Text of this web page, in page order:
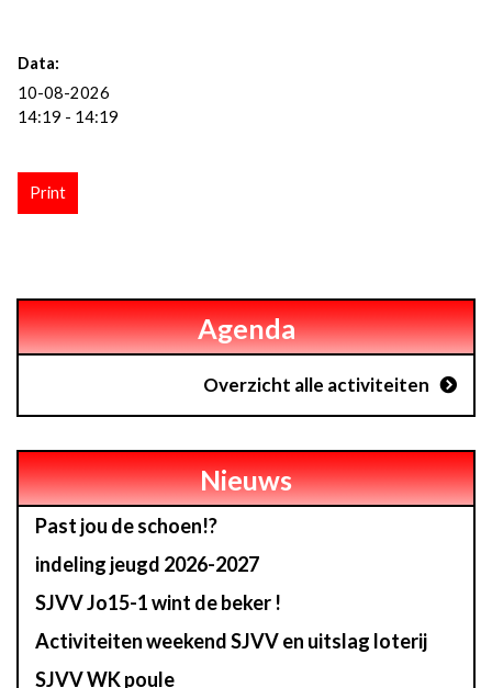
Data:
10-08-2026
14:19 - 14:19
Print
Agenda
Overzicht alle activiteiten
Nieuws
Past jou de schoen!?
indeling jeugd 2026-2027
SJVV Jo15-1 wint de beker !
Activiteiten weekend SJVV en uitslag loterij
SJVV WK poule